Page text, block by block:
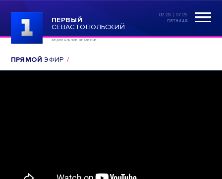
ПЕРВЫЙ
СЕВАСТОПОЛЬСКИЙ
ФЕДЕРАЛЬНОЕ ЗНАЧЕНИЕ
02:23 | 07.26
пятница
ПРЯМОЙ ЭФИР